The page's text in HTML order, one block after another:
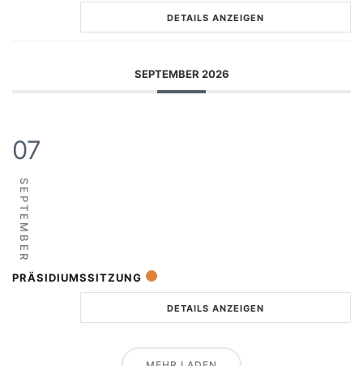
DETAILS ANZEIGEN
SEPTEMBER 2026
07
SEPTEMBER
PRÄSIDIUMSSITZUNG
DETAILS ANZEIGEN